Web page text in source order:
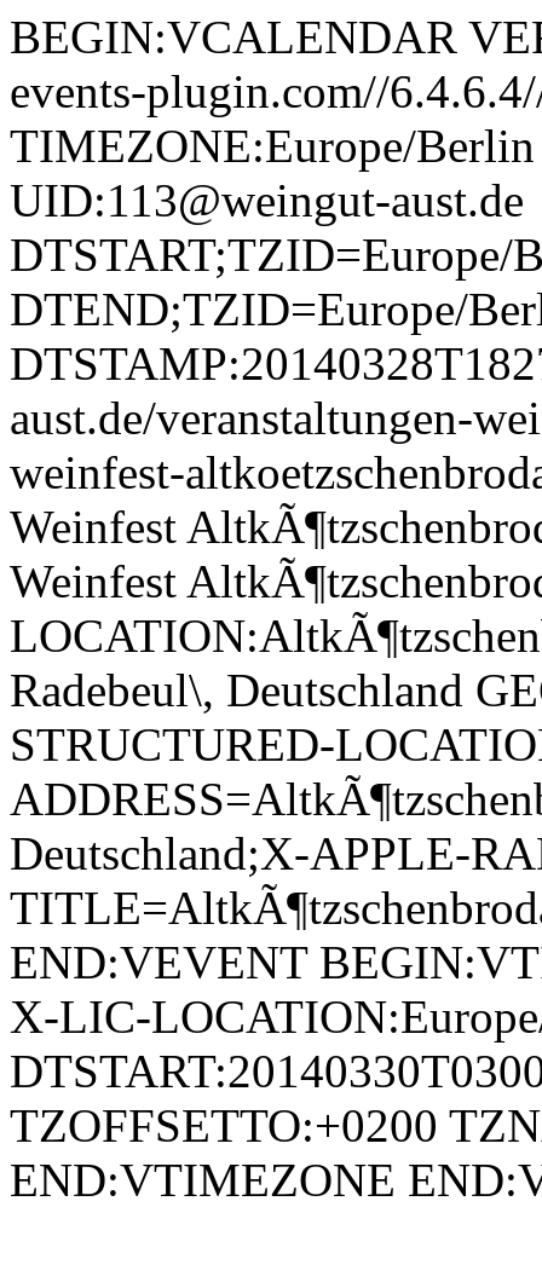
BEGIN:VCALENDAR
events-plugin.com//
TIMEZONE:Europe/
UID:113@weingut-aust.de
DTSTART;TZID=Europe/
DTEND;TZID=Europe/
aust.de/veranstaltungen-
weinfest-
Weinfest
Weinfest
Radebeul\, Deutschland
STRUCTURED-
Deutschland;X-APPLE-
END:VEVENT
X-LIC-
TZOFFSETTO:+0200
END:VTIMEZONE